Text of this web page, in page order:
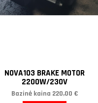
NOVA103 BRAKE MOTOR
2200W/230V
Bazinė kaina 220,00 €